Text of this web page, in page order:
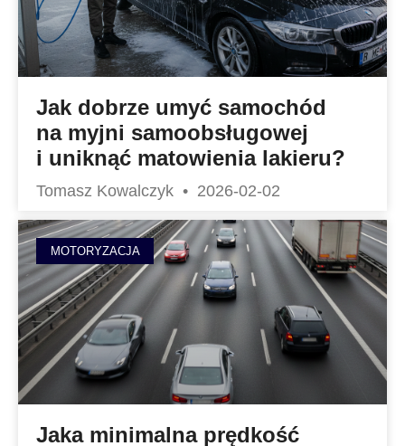
Jak dobrze umyć samochód
na myjni samoobsługowej
i uniknąć matowienia lakieru?
Tomasz Kowalczyk 2026-02-02
MOTORYZACJA
Jaka minimalna prędkość